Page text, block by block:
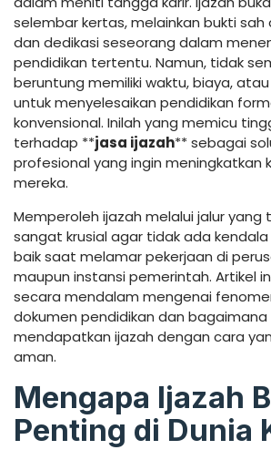
selembar kertas, melainkan bukti
dan dedikasi seseorang dalam
pendidikan tertentu. Namun, tidak
beruntung memiliki waktu, biaya,
untuk menyelesaikan pendidikan
konvensional. Inilah yang memicu
terhadap **jasa ijazah** sebagai
profesional yang ingin meningkatkan
mereka.
Memperoleh ijazah melalui jalur
sangat krusial agar tidak ada
baik saat melamar pekerjaan di
maupun instansi pemerintah. Artikel
secara mendalam mengenai
dokumen pendidikan dan bagaimana
mendapatkan ijazah dengan cara
aman.
Mengapa Ijazah
Penting di Dunia